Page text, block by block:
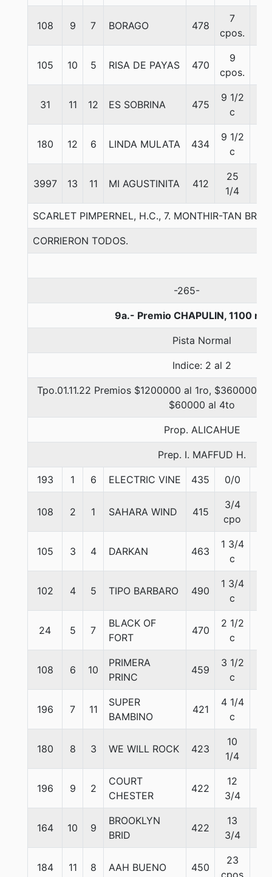
108 9 7 BORAGO 478
7
cpos.
105 10 5 RISA DE PAYAS 470
9
cpos.
31 11 12 ES SOBRINA 475
9 1/2
c
180 12 6 LINDA MULATA 434
9 1/2
c
3997 13 11 MI AGUSTINITA 412
25
1/4
SCARLET PIMPERNEL, H.C., 7. MONTHIR-TAN
CORRIERON TODOS.
-265-
9a.- Premio CHAPULIN, 1100
Pista Normal
Indice: 2 al 2
Tpo.01.11.22 Premios $1200000 al 1ro, $360000
$60000 al 4to
Prop. ALICAHUE
Prep. I. MAFFUD H.
193 1 6 ELECTRIC VINE 435 0/0
108 2 1 SAHARA WIND 415
3/4
cpo
105 3 4 DARKAN 463
1 3/4
c
102 4 5 TIPO BARBARO 490
1 3/4
c
24 5 7
BLACK OF
FORT
470
2 1/2
c
108 6 10
PRIMERA
PRINC
459
3 1/2
c
196 7 11
SUPER
BAMBINO
421
4 1/4
c
180 8 3 WE WILL ROCK 423
10
1/4
196 9 2
COURT
CHESTER
422
12
3/4
164 10 9
BROOKLYN
BRID
422
13
3/4
184 11 8 AAH BUENO 450
23
cpos